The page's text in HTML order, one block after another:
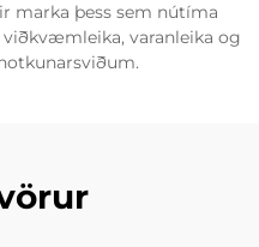
þess sem nútíma
varanleika og